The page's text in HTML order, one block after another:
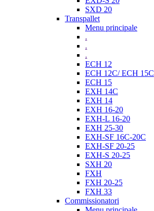
SXD 20
Transpallet
Menu principale
.
.
.
ECH 12
ECH 12C/ ECH 15C
ECH 15
EXH 14C
EXH 14
EXH 16-20
EXH-L 16-20
EXH 25-30
EXH-SF 16C-20C
EXH-SF 20-25
EXH-S 20-25
SXH 20
FXH
FXH 20-25
FXH 33
Commissionatori